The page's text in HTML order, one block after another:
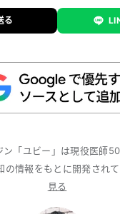
る
ン「ユビー」は現役医師
の情報をもとに開発されて
見る